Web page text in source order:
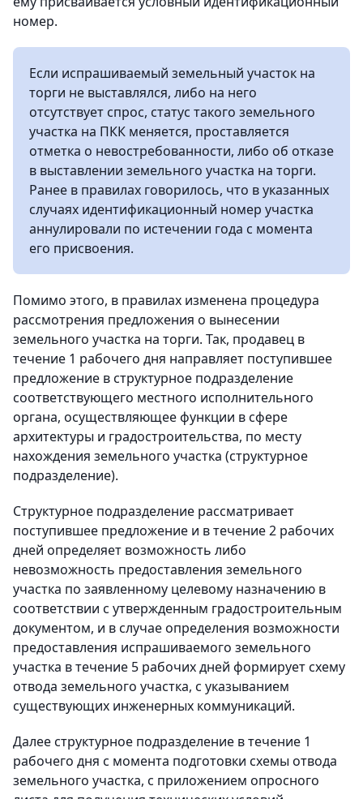
номер.
Если испрашиваемый земельный участок на
торги не выставлялся, либо на него
отсутствует спрос, статус такого земельного
участка на ПКК меняется, проставляется
отметка о невостребованности, либо об отказе
в выставлении земельного участка на торги.
Ранее в правилах говорилось, что в указанных
случаях идентификационный номер участка
аннулировали по истечении года с момента
его присвоения.
Помимо этого, в правилах изменена процедура
рассмотрения предложения о вынесении
земельного участка на торги. Так, продавец в
течение 1 рабочего дня направляет поступившее
предложение в структурное подразделение
соответствующего местного исполнительного
органа, осуществляющее функции в сфере
архитектуры и градостроительства, по месту
нахождения земельного участка (структурное
подразделение).
Структурное подразделение рассматривает
поступившее предложение и в течение 2 рабочих
дней определяет возможность либо
невозможность предоставления земельного
участка по заявленному целевому назначению в
соответствии с утвержденным градостроительным
документом, и в случае определения возможности
предоставления испрашиваемого земельного
участка в течение 5 рабочих дней формирует схему
отвода земельного участка, с указыванием
существующих инженерных коммуникаций.
Далее структурное подразделение в течение 1
рабочего дня с момента подготовки схемы отвода
земельного участка, с приложением опросного